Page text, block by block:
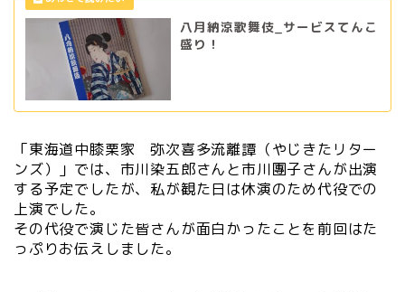
八月納涼歌舞伎_サービスてんこ
盛り！
「東海道中膝栗家 弥次喜多流離譚（やじきたリター
ンズ）」では、市川染五郎さんと市川團子さんが出演
する予定でしたが、私が観た日は休演のため代役での
上演でした。
その代役で演じた皆さんが面白かったことを前回はた
っぷりお伝えしました。